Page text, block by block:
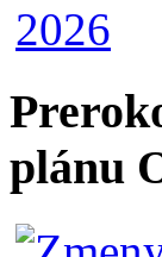
plánu